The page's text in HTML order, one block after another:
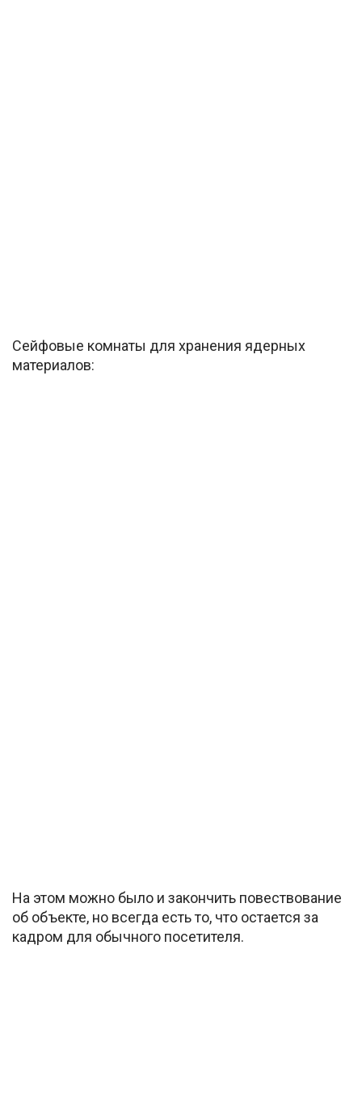
Сейфовые комнаты для хранения ядерных
материалов:
На этом можно было и закончить повествование
об объекте, но всегда есть то, что остается за
кадром для обычного посетителя.